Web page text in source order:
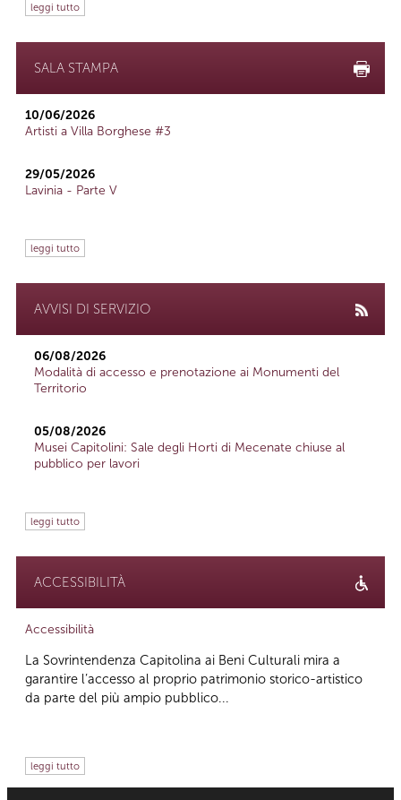
leggi tutto
SALA STAMPA
10/06/2026
Artisti a Villa Borghese #3
29/05/2026
Lavinia - Parte V
leggi tutto
AVVISI DI SERVIZIO
06/08/2026
Modalità di accesso e prenotazione ai Monumenti del
Territorio
05/08/2026
Musei Capitolini: Sale degli Horti di Mecenate chiuse al
pubblico per lavori
leggi tutto
ACCESSIBILITÀ
Accessibilità
La Sovrintendenza Capitolina ai Beni Culturali mira a
garantire l’accesso al proprio patrimonio storico-artistico
da parte del più ampio pubblico...
leggi tutto